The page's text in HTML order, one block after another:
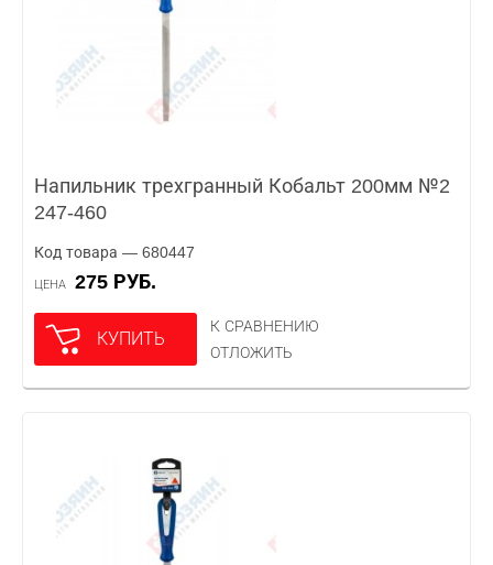
Напильник трехгранный Кобальт 200мм №2
247-460
Код товара — 680447
ЦЕНА 275 РУБ.
КУПИТЬ
К СРАВНЕНИЮ
ОТЛОЖИТЬ